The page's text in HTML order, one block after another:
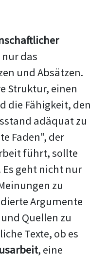
das
und Absätzen.
Struktur, einen
die Fähigkeit, den
adäquat zu
Faden", der
führt, sollte
geht nicht nur
zu
Argumente
Quellen zu
Texte, ob es
, eine